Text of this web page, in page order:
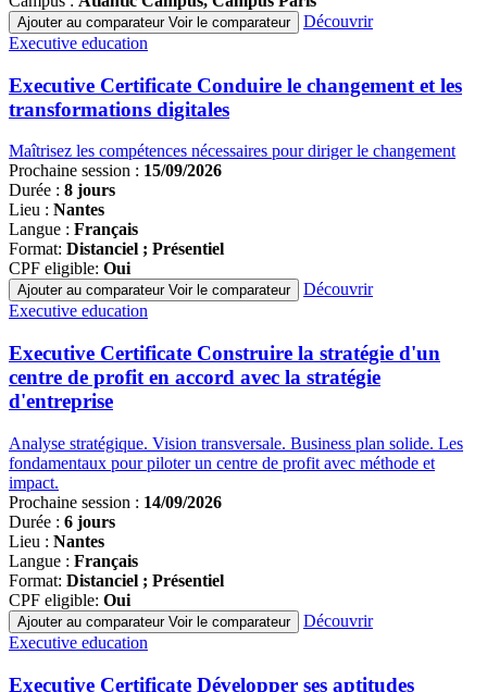
Ajouter au comparateur Voir le comparateur
Découvrir
Famille
programmes
Executive education
Executive Certificate Conduire le changement et les
transformations digitales
Maîtrisez les compétences nécessaires pour diriger le changement
Prochaine session : 15/09/2026
Durée : 8 jours
Lieu : Nantes
Langue : Français
Format: Distanciel ; Présentiel
CPF eligible: Oui
Ajouter au comparateur Voir le comparateur
Découvrir
Famille
programmes
Executive education
Executive Certificate Construire la stratégie d'un
centre de profit en accord avec la stratégie
d'entreprise
Analyse stratégique. Vision transversale. Business plan solide. Les
fondamentaux pour piloter un centre de profit avec méthode et
impact.
Prochaine session : 14/09/2026
Durée : 6 jours
Lieu : Nantes
Langue : Français
Format: Distanciel ; Présentiel
CPF eligible: Oui
Ajouter au comparateur Voir le comparateur
Découvrir
Famille
programmes
Executive education
Executive Certificate Développer ses aptitudes